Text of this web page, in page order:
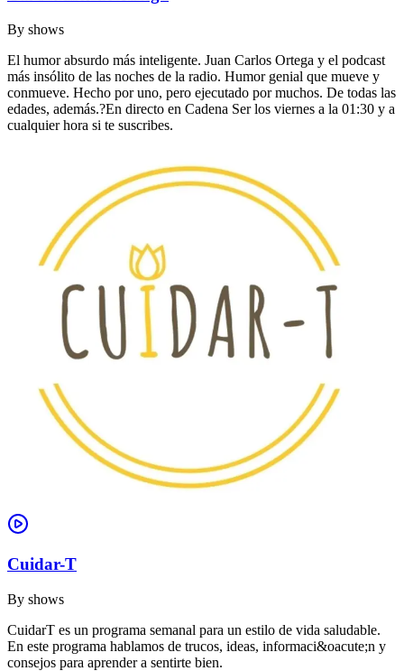
By shows
El humor absurdo más inteligente. Juan Carlos Ortega y el podcast
más insólito de las noches de la radio. Humor genial que mueve y
conmueve. Hecho por uno, pero ejecutado por muchos. De todas las
edades, además.?En directo en Cadena Ser los viernes a la 01:30 y a
cualquier hora si te suscribes.
Cuidar-T
By shows
CuidarT es un programa semanal para un estilo de vida saludable.
En este programa hablamos de trucos, ideas, informaci&oacute;n y
consejos para aprender a sentirte bien.